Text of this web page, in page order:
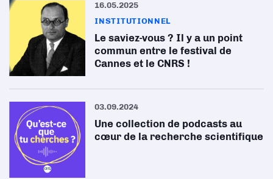
16.05.2025
INSTITUTIONNEL
Le saviez-vous ? Il y a un point
commun entre le festival de
Cannes et le CNRS !
03.09.2024
Une collection de podcasts au
cœur de la recherche scientifique